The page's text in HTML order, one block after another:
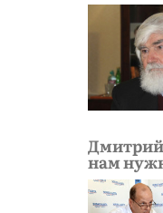
нам